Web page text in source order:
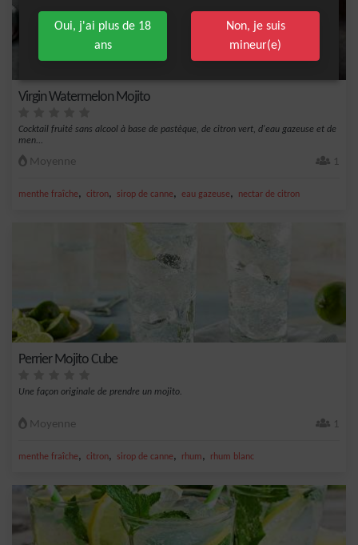
Virgin Watermelon Mojito
Cocktail fruité sans alcool à base de pastèque, de citron vert, d'eau gazeuse et de
men...
Moyenne 1
menthe fraîche, citron, sirop de canne, eau gazeuse, nectar de citron
Perrier Mojito Cube
Une façon originale de prendre un mojito.
Moyenne 1
menthe fraîche, citron, sirop de canne, rhum, rhum blanc
Oui, j'ai plus de 18
ans
Non, je suis
mineur(e)